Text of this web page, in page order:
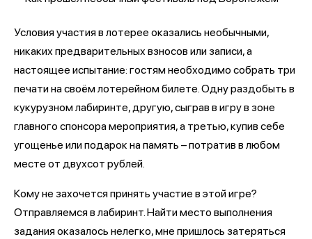
Условия участия в лотерее оказались необычными,
никаких предварительных взносов или записи, а
настоящее испытание: гостям необходимо собрать три
печати на своём лотерейном билете. Одну раздобыть в
кукурузном лабиринте, другую, сыграв в игру в зоне
главного спонсора мероприятия, а третью, купив себе
угощенье или подарок на память – потратив в любом
месте от двухсот рублей.
Кому не захочется принять участие в этой игре?
Отправляемся в лабиринт. Найти место выполнения
задания оказалось нелегко, мне пришлось затеряться